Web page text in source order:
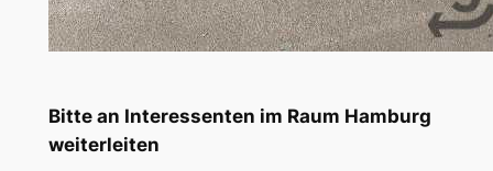
Bitte an Interessenten im Raum Hamburg
weiterleiten